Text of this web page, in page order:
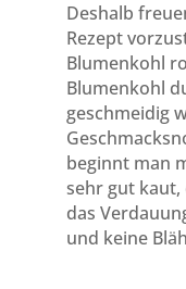
Deshalb
Rezept
Blumenkohl
Blumenkohl
geschmeidig
beginnt man
sehr gut
das
und keine